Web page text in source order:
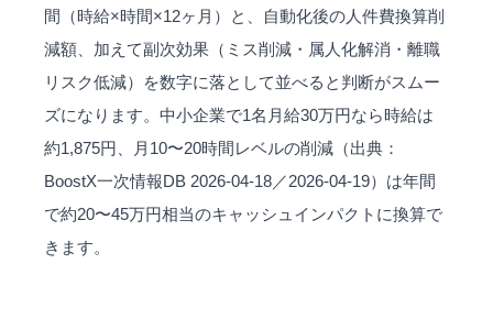
間（時給×時間×12ヶ月）と、自動化後の人件費換算削
減額、加えて副次効果（ミス削減・属人化解消・離職
リスク低減）を数字に落として並べると判断がスムー
ズになります。中小企業で1名月給30万円なら時給は
約1,875円、月10〜20時間レベルの削減（出典：
BoostX一次情報DB 2026-04-18／2026-04-19）は年間
で約20〜45万円相当のキャッシュインパクトに換算で
きます。